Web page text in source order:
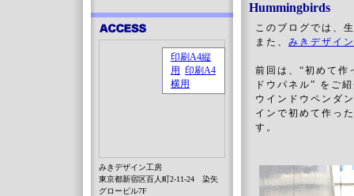
Hummingbirds
このブログでは、
また、 みきデザイ
前回は、“初めて作
ドウパネル” をご
ウインドウペンダ
インで初めて作っ
す。
みきデザイン工房
東京都新宿区百人町2-11-24 染矢
グロービル7F